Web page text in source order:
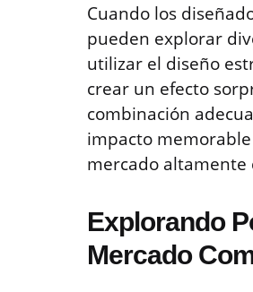
Cuando los
pueden explorar
utilizar el diseño
crear un efecto
combinación
impacto
mercado altamente
Explorando
Mercado